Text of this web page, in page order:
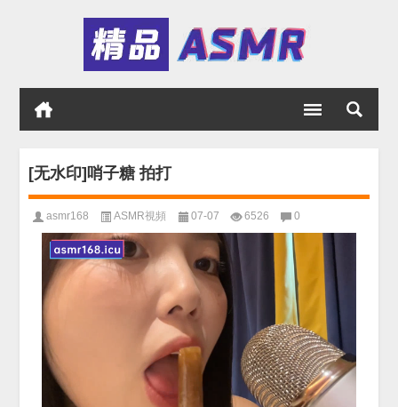
[无水印]哨子糖 拍打
asmr168 ASMR視頻 07-07 6526 0